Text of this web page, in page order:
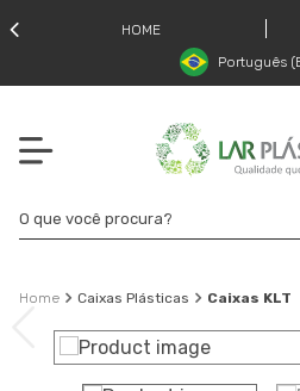
HOME
Português
Caixas Plásticas Caixas KLT